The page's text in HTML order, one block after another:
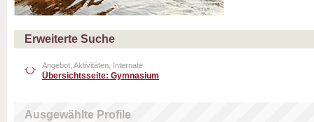
Erweiterte Suche
Angebot, Aktivitäten, Internate
Übersichtsseite: Gymnasium
Ausgewählte Profile